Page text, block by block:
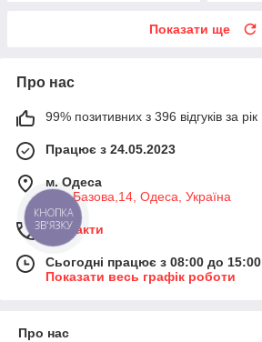
Показати ще
Про нас
99% позитивних з 396 відгуків за рік
Працює з 24.05.2023
м. Одеса
вул. Базова,14, Одеса, Україна
Контакти
Сьогодні працює з 08:00 до 15:00
Показати весь графік роботи
Про нас
КНОПКА
ЗВ'ЯЗКУ